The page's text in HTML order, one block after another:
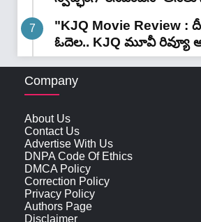
"KJQ Movie Review :
ఓదెల.. KJQ మూవీ రివ్యూ
Company
About Us
Contact Us
Advertise With Us
DNPA Code Of Ethics
DMCA Policy
Correction Policy
Privacy Policy
Authors Page
Disclaimer